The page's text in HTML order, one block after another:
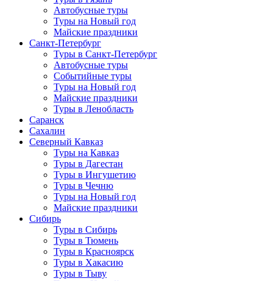
Автобусные туры
Туры на Новый год
Майские праздники
Санкт-Петербург
Туры в Санкт-Петербург
Автобусные туры
Событийные туры
Туры на Новый год
Майские праздники
Туры в Ленобласть
Саранск
Сахалин
Северный Кавказ
Туры на Кавказ
Туры в Дагестан
Туры в Ингушетию
Туры в Чечню
Туры на Новый год
Майские праздники
Сибирь
Туры в Сибирь
Туры в Тюмень
Туры в Красноярск
Туры в Хакасию
Туры в Тыву